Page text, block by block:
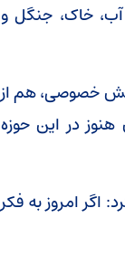
آب، خاک، جنگل و
خصوصی، هم از
در این حوزه
اگر امروز به فکر